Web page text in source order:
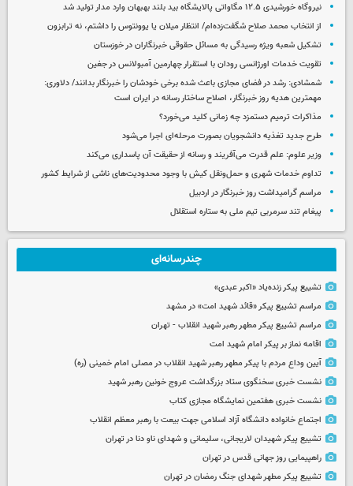
نیروگاه خورشیدی ۱۲.۵ مگاواتی پالایشگاه بید بلند بهبهان وارد مدار تولید شد
از انتخاب محمد صلاح شگفت‌زده‌ام/ انتظار میلان یا یوونتوس را داشتم، نه ترابزون
تشکیل شعبه ویژه رسیدگی به مسائل حقوقی خبرنگاران در خوزستان
تقویت خدمات اورژانسی رودان با استقرار چهارمین آمبولانس در جغین
شمشادی: رشد در فضای مجازی باعث شده برخی خودشان را خبرنگار بدانند/ دلاوری:
مهمترین هدیه‌ روز خبرنگار، اصلاح ساختار رسانه در ایران است
مذاکرات ترمیم دستمزد چه زمانی کلید می‌خورد؟
طرح جدید تغذیه دانشجویان بصورت مرحله‌ای اجرا می‌شود
وزیر علوم: علم قدرت می‌آفریند و رسانه از حقیقت آن پاسداری می‌کند
تداوم خدمات شهری و حمل‌ونقل کیش با وجود محدودیت‌های ناشی از شرایط کشور
مراسم گرامیداشت روز خبرنگار در اردبیل
پیغام تند سرمربی تیم ملی به ستاره استقلال
چندرسانه‌ای
تشییع پیکر زنده‌یاد «اکبر عبدی»
مراسم تشییع پیکر «قائد شهید امت» در مشهد
مراسم تشییع پیکر مطهر رهبر شهید انقلاب - تهران
اقامه نماز بر پیکر امام شهید امت
آیین وداع مردم با پیکر مطهر رهبر شهید انقلاب در مصلی امام خمینی (ره)
نشست خبری سخنگوی ستاد بزرگداشت عروج خونین رهبر شهید
نشست خبری هفتمین نمایشگاه مجازی کتاب
اجتماع خانواده دانشگاه آزاد اسلامی جهت بیعت با رهبر معظم انقلاب
تشییع پیکر شهیدان لاریجانی، سلیمانی و شهدای ناو دنا در تهران
راهپیمایی روز جهانی قدس در تهران
تشییع پیکر مطهر شهدای جنگ رمضان در تهران